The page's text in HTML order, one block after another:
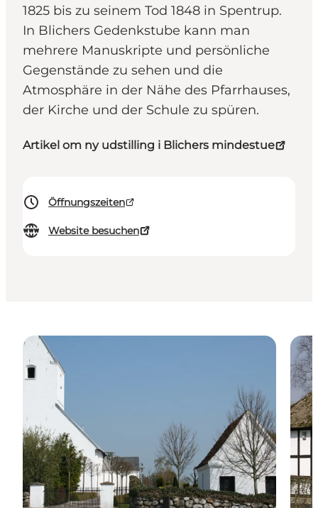
1825 bis zu seinem Tod 1848 in Spentrup.
In Blichers Gedenkstube kann man
mehrere Manuskripte und persönliche
Gegenstände zu sehen und die
Atmosphäre in der Nähe des Pfarrhauses,
der Kirche und der Schule zu spüren.
Artikel om ny udstilling i Blichers mindestue
Öffnungszeiten
Website besuchen